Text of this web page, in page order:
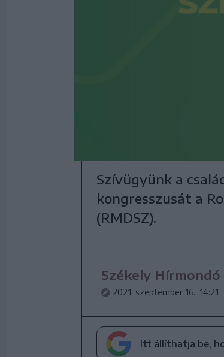
Szívügyünk a
kongresszusát a
(RMDSZ).
Székely Hírmondó
2021. szeptember 16., 14:21
Itt állíthatja be,